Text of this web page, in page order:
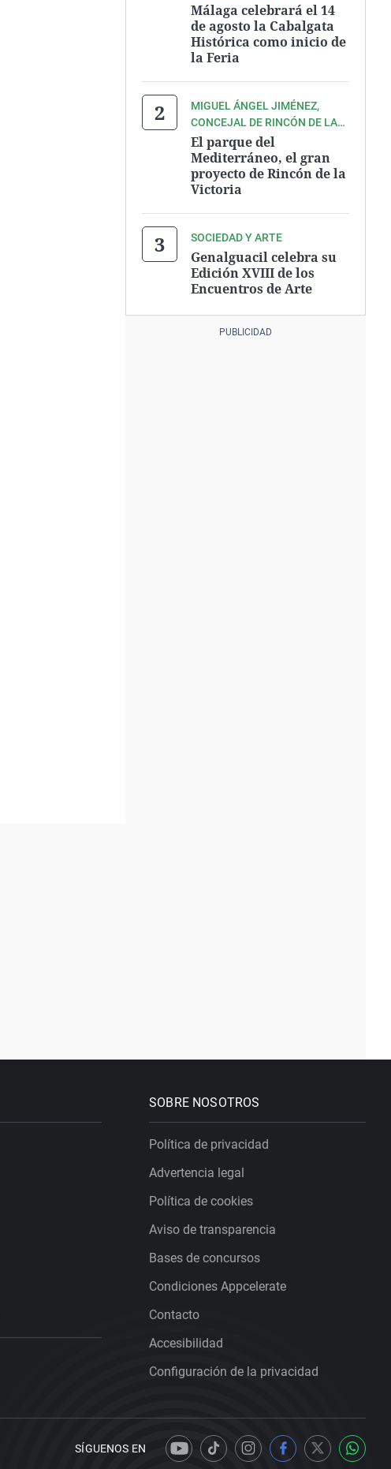
ASOCIACIÓN ZEGRÍ
Málaga celebrará el 14
de agosto la Cabalgata
Histórica como inicio de
la Feria
MIGUEL ÁNGEL JIMÉNEZ,
CONCEJAL DE RINCÓN DE LA
VICTORIA
El parque del
Mediterráneo, el gran
proyecto de Rincón de la
Victoria
SOCIEDAD Y ARTE
Genalguacil celebra su
Edición XVIII de los
Encuentros de Arte
SOBRE NOSOTROS
Política de privacidad
Advertencia legal
Política de cookies
Aviso de transparencia
Bases de concursos
Condiciones Appcelerate
Contacto
Accesibilidad
Configuración de la privacidad
SÍGUENOS EN